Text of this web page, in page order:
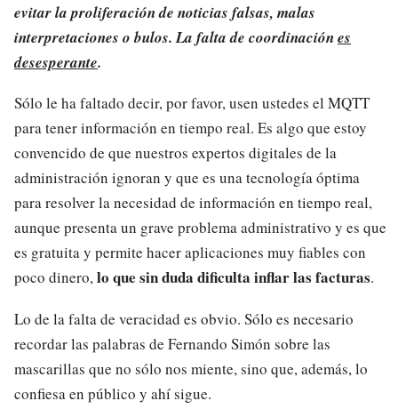
evitar la proliferación de noticias falsas, malas
interpretaciones o bulos. La falta de coordinaciónes
desesperante.
Sólo le ha faltado decir, por favor, usen ustedes el MQTT
para tener información en tiempo real. Es algo que estoy
convencido de que nuestros expertos digitales de la
administración ignoran y que es una tecnología óptima
para resolver la necesidad de información en tiempo real,
aunque presenta un grave problema administrativo y es que
es gratuita y permite hacer aplicaciones muy fiables con
poco dinero,lo que sin duda dificulta inflar las facturas.
Lo de la falta de veracidad es obvio. Sólo es necesario
recordar las palabras de Fernando Simón sobre las
mascarillas que no sólo nos miente, sino que, además, lo
confiesa en público y ahí sigue.